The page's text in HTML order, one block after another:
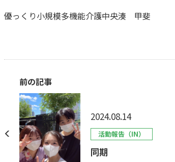
優っくり小規模多機能介護中央湊 甲斐
前の記事
2024.08.14
活動報告（IN）
同期